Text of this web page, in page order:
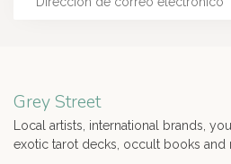
Grey Street
Local artists, international brands,
exotic tarot decks, occult books and